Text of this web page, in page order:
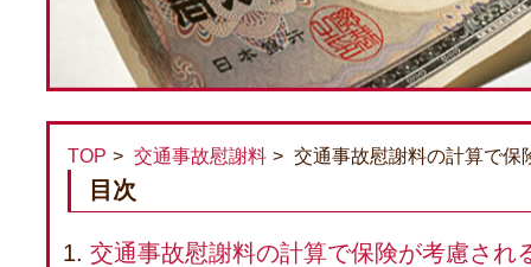
TOP 交通事故慰謝料 交通事故慰謝料の計算で保
目次
交通事故慰謝料の計算で保険が考慮され